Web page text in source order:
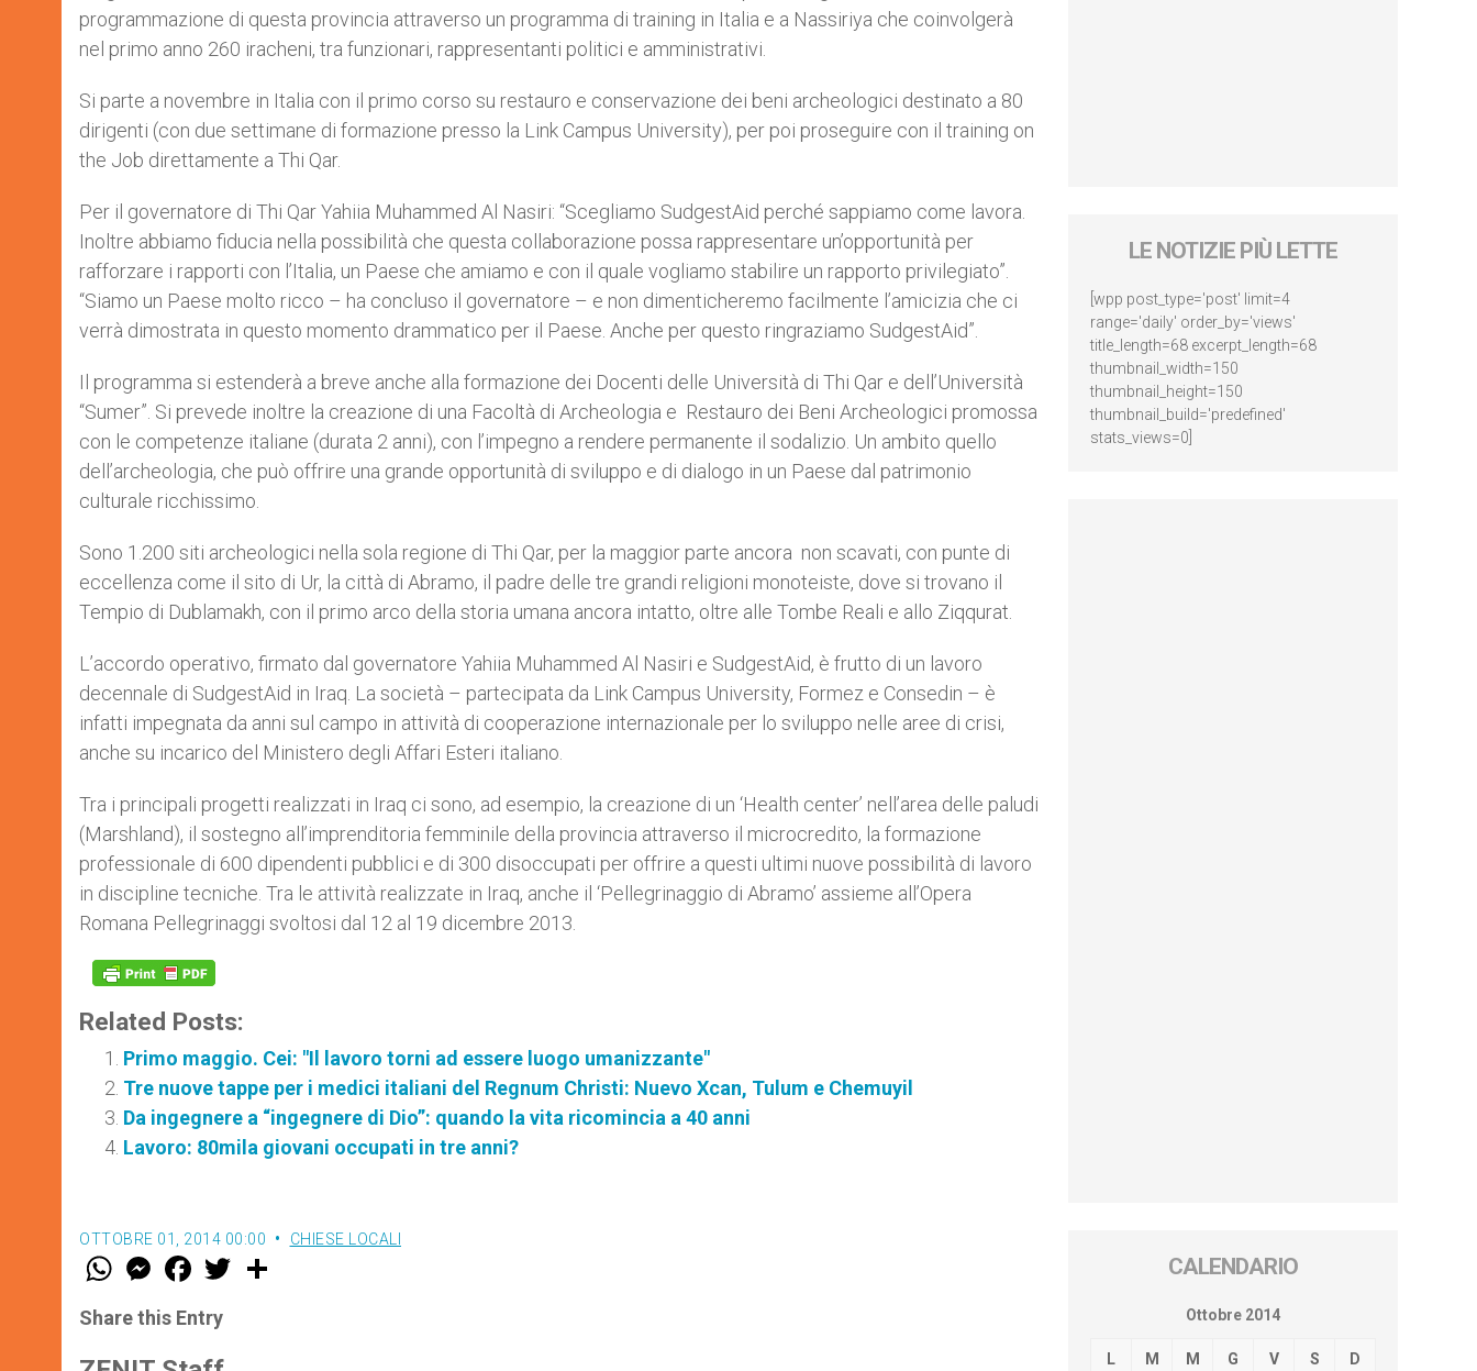
programmazione di questa provincia attraverso un programma di training in Italia e a Nassiriya che coinvolgerà
nel primo anno 260 iracheni, tra funzionari, rappresentanti politici e amministrativi.
Si parte a novembre in Italia con il primo corso su restauro e conservazione dei beni archeologici destinato a 80
dirigenti (con due settimane di formazione presso la Link Campus University), per poi proseguire con il training on
the Job direttamente a Thi Qar.
Per il governatore di Thi Qar Yahiia Muhammed Al Nasiri: “Scegliamo SudgestAid perché sappiamo come lavora.
Inoltre abbiamo fiducia nella possibilità che questa collaborazione possa rappresentare un’opportunità per
rafforzare i rapporti con l’Italia, un Paese che amiamo e con il quale vogliamo stabilire un rapporto privilegiato”.
“Siamo un Paese molto ricco – ha concluso il governatore – e non dimenticheremo facilmente l’amicizia che ci
verrà dimostrata in questo momento drammatico per il Paese. Anche per questo ringraziamo SudgestAid”.
Il programma si estenderà a breve anche alla formazione dei Docenti delle Università di Thi Qar e dell’Università
“Sumer”. Si prevede inoltre la creazione di una Facoltà di Archeologia e Restauro dei Beni Archeologici promossa
con le competenze italiane (durata 2 anni), con l’impegno a rendere permanente il sodalizio. Un ambito quello
dell’archeologia, che può offrire una grande opportunità di sviluppo e di dialogo in un Paese dal patrimonio
culturale ricchissimo.
Sono 1.200 siti archeologici nella sola regione di Thi Qar, per la maggior parte ancora non scavati, con punte di
eccellenza come il sito di Ur, la città di Abramo, il padre delle tre grandi religioni monoteiste, dove si trovano il
Tempio di Dublamakh, con il primo arco della storia umana ancora intatto, oltre alle Tombe Reali e allo Ziqqurat.
L’accordo operativo, firmato dal governatore Yahiia Muhammed Al Nasiri e SudgestAid, è frutto di un lavoro
decennale di SudgestAid in Iraq. La società – partecipata da Link Campus University, Formez e Consedin – è
infatti impegnata da anni sul campo in attività di cooperazione internazionale per lo sviluppo nelle aree di crisi,
anche su incarico del Ministero degli Affari Esteri italiano.
Tra i principali progetti realizzati in Iraq ci sono, ad esempio, la creazione di un ‘Health center’ nell’area delle paludi
(Marshland), il sostegno all’imprenditoria femminile della provincia attraverso il microcredito, la formazione
professionale di 600 dipendenti pubblici e di 300 disoccupati per offrire a questi ultimi nuove possibilità di lavoro
in discipline tecniche. Tra le attività realizzate in Iraq, anche il ‘Pellegrinaggio di Abramo’ assieme all’Opera
Romana Pellegrinaggi svoltosi dal 12 al 19 dicembre 2013.
Related Posts:
Primo maggio. Cei: "Il lavoro torni ad essere luogo umanizzante"
Tre nuove tappe per i medici italiani del Regnum Christi: Nuevo Xcan, Tulum e Chemuyil
Da ingegnere a “ingegnere di Dio”: quando la vita ricomincia a 40 anni
Lavoro: 80mila giovani occupati in tre anni?
OTTOBRE 01, 2014 00:00 CHIESE LOCALI
W
t
s
p
M
e
s
e
g
F
a
e
b
o
w
Share this Entry
LE NOTIZIE PIÙ LETTE
[wpp post_type='post' limit=4
range='daily' order_by='views'
title_length=68 excerpt_length=68
thumbnail_width=150
thumbnail_height=150
thumbnail_build='predefined'
stats_views=0]
CALENDARIO
Ottobre 2014
L M M G V S D